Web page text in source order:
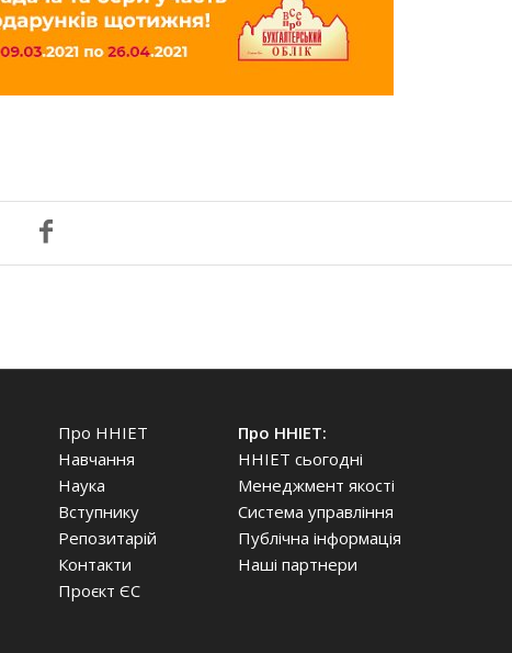
Про ННІЕТ
Навчання
Наука
Вступнику
Репозитарій
Контакти
Проєкт ЄС
Про ННІЕТ:
ННІЕТ сьогодні
Менеджмент якості
Система управління
Публічна інформація
Наші партнери